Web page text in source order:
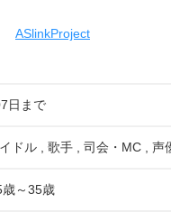
ASlinkProject
日まで
ドル , 歌手 , 司会・MC , 声
～35歳